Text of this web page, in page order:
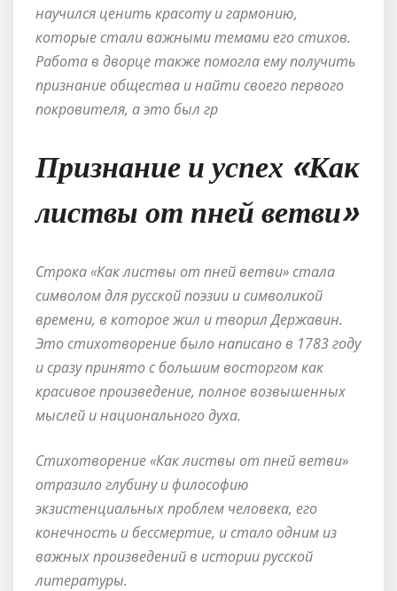
научился ценить красоту и гармонию,
которые стали важными темами его стихов.
Работа в дворце также помогла ему получить
признание общества и найти своего первого
покровителя, а это был гр
Признание и успех «Как
листвы от пней ветви»
Строка «Как листвы от пней ветви» стала
символом для русской поэзии и символикой
времени, в которое жил и творил Державин.
Это стихотворение было написано в 1783 году
и сразу принято с большим восторгом как
красивое произведение, полное возвышенных
мыслей и национального духа.
Стихотворение «Как листвы от пней ветви»
отразило глубину и философию
экзистенциальных проблем человека, его
конечность и бессмертие, и стало одним из
важных произведений в истории русской
литературы.